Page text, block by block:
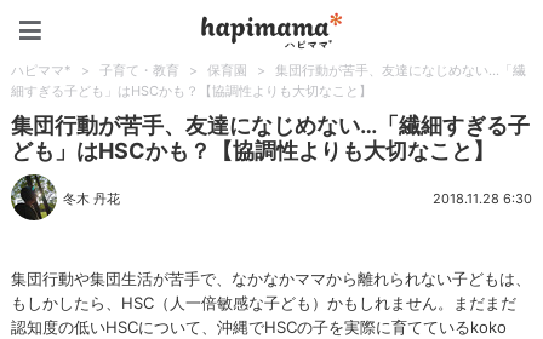
ハピママ* > 子育て・教育 > 保育園 >
集団行動が苦手、友達になじめない…「繊
細すぎる子ども」はHSCかも？【協調性よりも大切なこと】
集団行動が苦手、友達になじめない…「繊細すぎる子
ども」はHSCかも？【協調性よりも大切なこと】
冬木 丹花 2018.11.28 6:30
集団行動や集団生活が苦手で、なかなかママから離れられない子どもは、
もしかしたら、HSC（人一倍敏感な子ども）かもしれません。まだまだ
認知度の低いHSCについて、沖縄でHSCの子を実際に育てているkoko